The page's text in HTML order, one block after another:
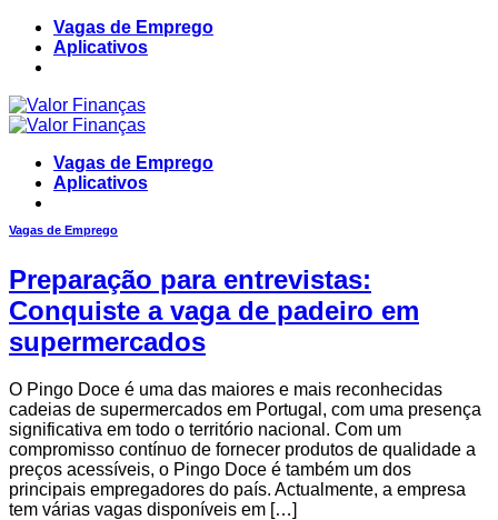
Skip
content
Vagas de Emprego
Aplicativos
Vagas de Emprego
Aplicativos
Vagas de Emprego
Preparação para entrevistas:
Conquiste a vaga de padeiro em
supermercados
O Pingo Doce é uma das maiores e mais reconhecidas
cadeias de supermercados em Portugal, com uma presença
significativa em todo o território nacional. Com um
compromisso contínuo de fornecer produtos de qualidade a
preços acessíveis, o Pingo Doce é também um dos
principais empregadores do país. Actualmente, a empresa
tem várias vagas disponíveis em […]